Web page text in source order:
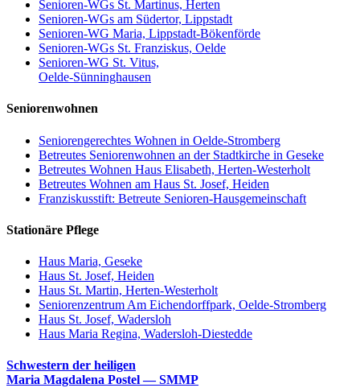
Senioren-WGs St. Martinus, Herten
Senioren-WGs am Südertor, Lippstadt
Senioren-WG Maria, Lippstadt-Bökenförde
Senioren-WGs St. Franziskus, Oelde
Senioren-WG St. Vitus,
Oelde-Sünninghausen
Seniorenwohnen
Seniorengerechtes Wohnen in Oelde-Stromberg
Betreutes Seniorenwohnen an der Stadtkirche in Geseke
Betreutes Wohnen Haus Elisabeth, Herten-Westerholt
Betreutes Wohnen am Haus St. Josef, Heiden
Franziskusstift: Betreute Senioren-Hausgemeinschaft
Stationäre Pflege
Haus Maria, Geseke
Haus St. Josef, Heiden
Haus St. Martin, Herten-Westerholt
Seniorenzentrum Am Eichendorffpark, Oelde-Stromberg
Haus St. Josef, Wadersloh
Haus Maria Regina, Wadersloh-Diestedde
Schwestern der heiligen
Maria Magdalena Postel — SMMP